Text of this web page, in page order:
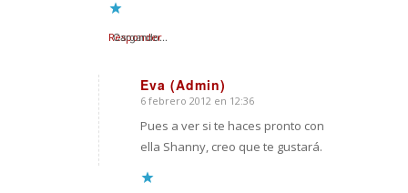
Cargando...
Responder
Eva (Admin)
Dice:
6 febrero 2012 en 12:36
Pues a ver si te haces pronto con
ella Shanny, creo que te gustará.